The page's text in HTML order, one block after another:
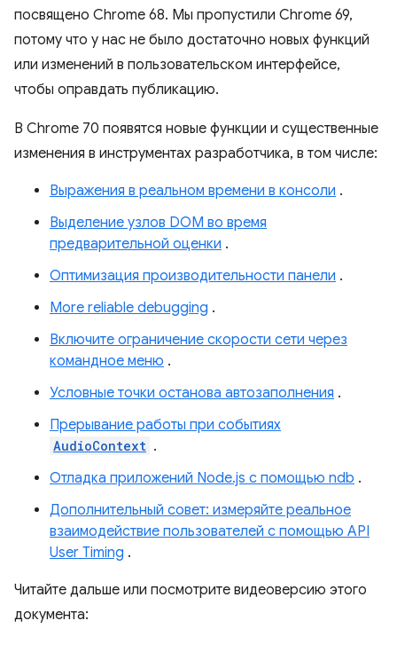
посвящено Chrome 68. Мы пропустили Chrome 69,
потому что у нас не было достаточно новых функций
или изменений в пользовательском интерфейсе,
чтобы оправдать публикацию.
В Chrome 70 появятся новые функции и существенные
изменения в инструментах разработчика, в том числе:
Выражения в реальном времени в консоли .
Выделение узлов DOM во время
предварительной оценки .
Оптимизация производительности панели .
More reliable debugging .
Включите ограничение скорости сети через
командное меню .
Условные точки останова автозаполнения .
Прерывание работы при событиях
AudioContext .
Отладка приложений Node.js с помощью ndb .
Дополнительный совет: измеряйте реальное
взаимодействие пользователей с помощью API
User Timing .
Читайте дальше или посмотрите видеоверсию этого
документа: